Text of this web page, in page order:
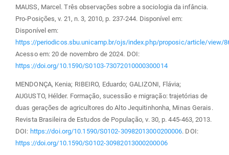
MAUSS, Marcel. Três observações sobre a sociologia da infância.
Pro-Posições, v. 21, n. 3, 2010, p. 237-244. Disponível em:
Disponível em:
https://periodicos.sbu.unicamp.br/ojs/index.php/proposic/article/view/
Acesso em: 20 de novembro de 2024. DOI:
https://doi.org/10.1590/S0103-73072010000300014
MENDONÇA, Kenia; RIBEIRO, Eduardo; GALIZONI, Flávia;
AUGUSTO, Hélder. Formação, sucessão e migração: trajetórias de
duas gerações de agricultores do Alto Jequitinhonha, Minas Gerais.
Revista Brasileira de Estudos de População, v. 30, p. 445-463, 2013.
DOI: https://doi.org/10.1590/S0102-30982013000200006. DOI:
https://doi.org/10.1590/S0102-30982013000200006